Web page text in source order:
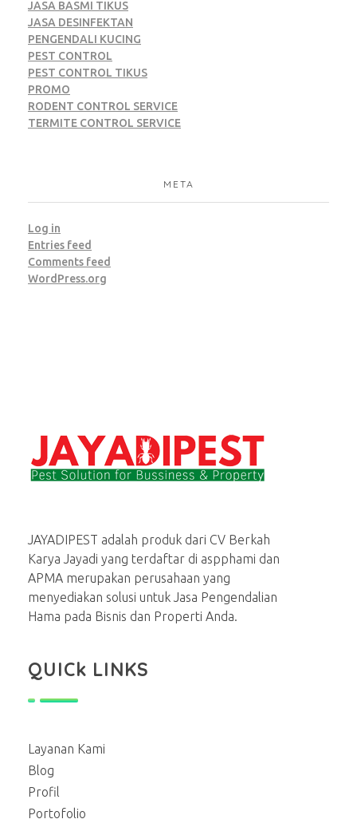
JASA BASMI TIKUS
JASA DESINFEKTAN
PENGENDALI KUCING
PEST CONTROL
PEST CONTROL TIKUS
PROMO
RODENT CONTROL SERVICE
TERMITE CONTROL SERVICE
META
Log in
Entries feed
Comments feed
WordPress.org
JAYADIPEST adalah produk dari CV Berkah
Karya Jayadi yang terdaftar di aspphami dan
APMA merupakan perusahaan yang
menyediakan solusi untuk Jasa Pengendalian
Hama pada Bisnis dan Properti Anda.
QUICk LINKS
Layanan Kami
Blog
Profil
Portofolio